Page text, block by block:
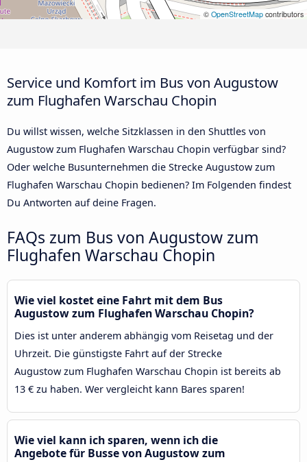
© OpenStreetMap contributors
Service und Komfort im Bus von Augustow
zum Flughafen Warschau Chopin
Du willst wissen, welche Sitzklassen in den Shuttles von
Augustow zum Flughafen Warschau Chopin verfügbar sind?
Oder welche Busunternehmen die Strecke Augustow zum
Flughafen Warschau Chopin bedienen? Im Folgenden findest
Du Antworten auf deine Fragen.
FAQs zum Bus von Augustow zum
Flughafen Warschau Chopin
Wie viel kostet eine Fahrt mit dem Bus
Augustow zum Flughafen Warschau Chopin?
Dies ist unter anderem abhängig vom Reisetag und der
Uhrzeit. Die günstigste Fahrt auf der Strecke
Augustow zum Flughafen Warschau Chopin ist bereits ab
13 € zu haben. Wer vergleicht kann Bares sparen!
Wie viel kann ich sparen, wenn ich die
Angebote für Busse von Augustow zum